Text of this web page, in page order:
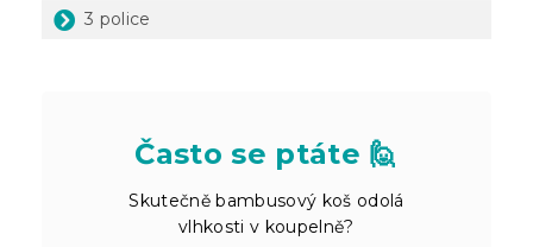
3 police
Často se ptáte 🙋
Skutečně bambusový koš odolá
vlhkosti v koupelně?